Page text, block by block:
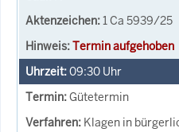
1 Ca 5939/25
Termin aufgehoben
09:30 Uhr
Gütetermin
Klagen in